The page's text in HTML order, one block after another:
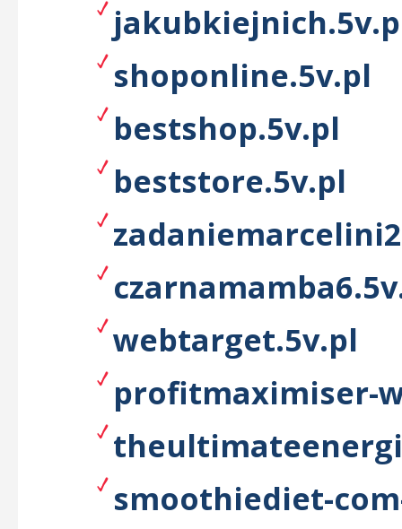
shoponline.5v.pl
bestshop.5v.pl
beststore.5v.pl
webtarget.5v.pl
profitmaximiser-
smoothiediet-